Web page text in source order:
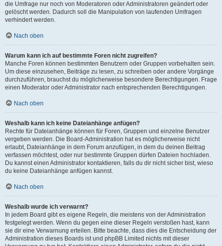
die Umfrage nur noch von Moderatoren oder Administratoren geändert oder
gelöscht werden. Dadurch soll die Manipulation von laufenden Umfragen
verhindert werden.
Nach oben
Warum kann ich auf bestimmte Foren nicht zugreifen?
Manche Foren können bestimmten Benutzern oder Gruppen vorbehalten sein.
Um diese einzusehen, Beiträge zu lesen, zu schreiben oder andere Vorgänge
durchzuführen, brauchst du möglicherweise besondere Berechtigungen. Frage
einen Moderator oder Administrator nach entsprechenden Berechtigungen.
Nach oben
Weshalb kann ich keine Dateianhänge anfügen?
Rechte für Dateianhänge können für Foren, Gruppen und einzelne Benutzer
vergeben werden. Die Board-Administration hat es möglicherweise nicht
erlaubt, Dateianhänge in dem Forum anzufügen, in dem du deinen Beitrag
verfassen möchtest, oder nur bestimmte Gruppen dürfen Dateien hochladen.
Du kannst einen Administrator kontaktieren, falls du dir nicht sicher bist, wieso
du keine Dateianhänge anfügen kannst.
Nach oben
Weshalb wurde ich verwarnt?
In jedem Board gibt es eigene Regeln, die meistens von der Administration
festgelegt werden. Wenn du gegen eine dieser Regeln verstoßen hast, kann
sie dir eine Verwarnung erteilen. Bitte beachte, dass dies die Entscheidung der
Administration dieses Boards ist und phpBB Limited nichts mit dieser